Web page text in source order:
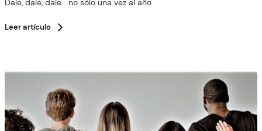
Dale, dale, dale… no sólo una vez al año
Leer artículo